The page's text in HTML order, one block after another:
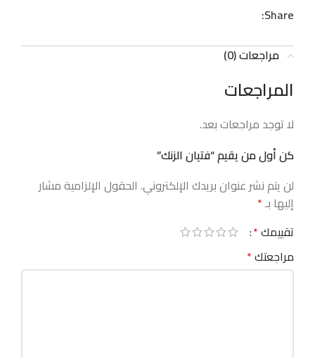
Share:
مراجعات (0)
المراجعات
لا توجد مراجعات بعد.
كن أول من يقيم “فتيان الزنك”
لن يتم نشر عنوان بريدك الإلكتروني. الحقول الإلزامية مشار
إليها بـ*
تقييمك*
مراجعتك*